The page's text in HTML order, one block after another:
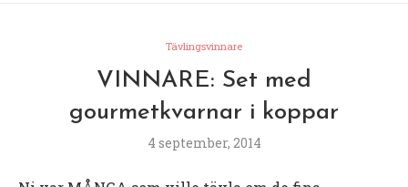
Tävlingsvinnare
VINNARE: Set med
gourmetkvarnar i koppar
4 september, 2014